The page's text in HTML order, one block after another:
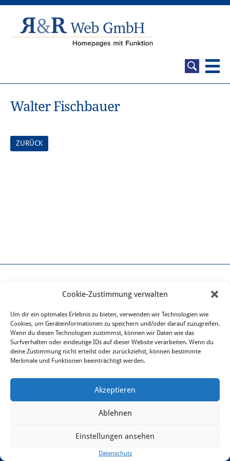
Cookie-Zustimmung verwalten
Um dir ein optimales Erlebnis zu bieten, verwenden wir Technologien wie
Cookies, um Geräteinformationen zu speichern und/oder darauf zuzugreifen.
Wenn du diesen Technologien zustimmst, können wir Daten wie das
Surfverhalten oder eindeutige IDs auf dieser Website verarbeiten. Wenn du
deine Zustimmung nicht erteilst oder zurückziehst, können bestimmte
Merkmale und Funktionen beeinträchtigt werden.
Akzeptieren
Ablehnen
Einstellungen ansehen
Datenschutz
Walter Fischbauer
ZURÜCK
Bruck 51 - 4722 Peuerbach
office@rundrweb.com
Ihr verlässlicher Partner für
WEBDESIGN & INTERNET
HOSTING & MAIL